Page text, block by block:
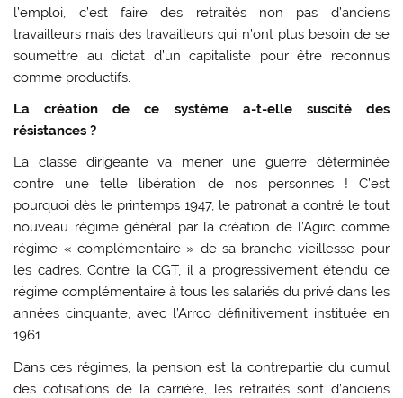
l’emploi, c’est faire des retraités non pas d’anciens
travailleurs mais des travailleurs qui n’ont plus besoin de se
soumettre au dictat d’un capitaliste pour être reconnus
comme productifs.
La création de ce système a-t-elle suscité des
résistances ?
La classe dirigeante va mener une guerre déterminée
contre une telle libération de nos personnes ! C’est
pourquoi dès le printemps 1947, le patronat a contré le tout
nouveau régime général par la création de l’Agirc comme
régime « complémentaire » de sa branche vieillesse pour
les cadres. Contre la CGT, il a progressivement étendu ce
régime complémentaire à tous les salariés du privé dans les
années cinquante, avec l’Arrco définitivement instituée en
1961.
Dans ces régimes, la pension est la contrepartie du cumul
des cotisations de la carrière, les retraités sont d’anciens